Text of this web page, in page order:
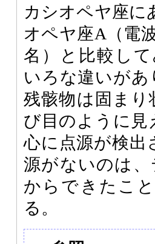
カシオペヤ座に
オペヤ座A（電
名）と比較し
いろな違いが
残骸物は固ま
び目のように見
心に点源が検出
源がないのは
からできたこ
る。